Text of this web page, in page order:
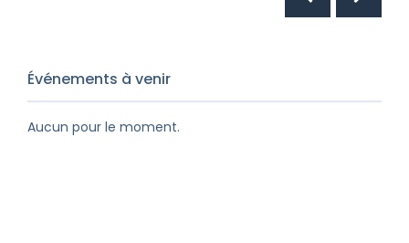
Événements à venir
Aucun pour le moment.